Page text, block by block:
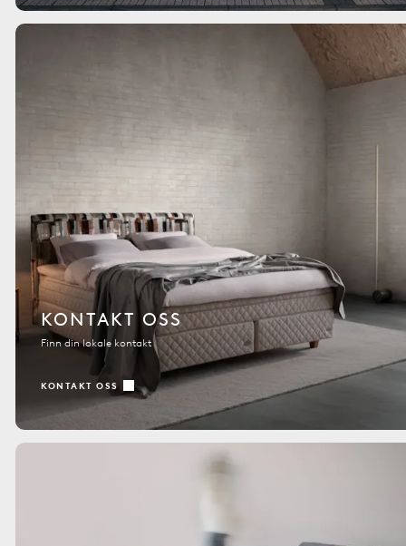
KONTAKT OSS
Finn din lokale kontakt
KONTAKT OSS